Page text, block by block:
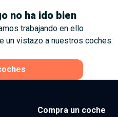
no ha ido bien
trabajando en ello
un vistazo a nuestros coches:
Compra un coche